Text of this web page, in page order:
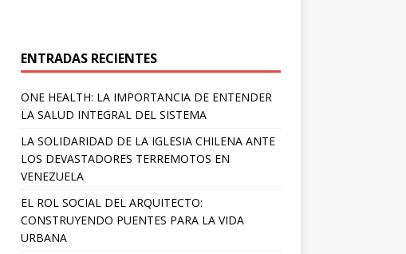
ENTRADAS RECIENTES
ONE HEALTH: LA IMPORTANCIA DE ENTENDER
LA SALUD INTEGRAL DEL SISTEMA
LA SOLIDARIDAD DE LA IGLESIA CHILENA ANTE
LOS DEVASTADORES TERREMOTOS EN
VENEZUELA
EL ROL SOCIAL DEL ARQUITECTO:
CONSTRUYENDO PUENTES PARA LA VIDA
URBANA